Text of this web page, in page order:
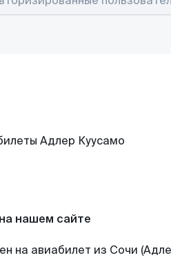
нашем сайте
на авиабилет из Сочи